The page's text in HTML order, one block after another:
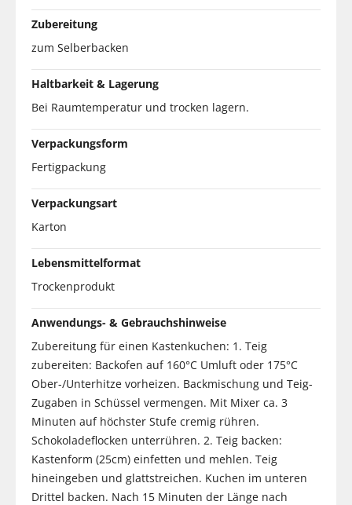
Zubereitung
zum Selberbacken
Haltbarkeit & Lagerung
Bei Raumtemperatur und trocken lagern.
Verpackungsform
Fertigpackung
Verpackungsart
Karton
Lebensmittelformat
Trockenprodukt
Anwendungs- & Gebrauchshinweise
Zubereitung für einen Kastenkuchen: 1. Teig
zubereiten: Backofen auf 160°C Umluft oder 175°C
Ober-/Unterhitze vorheizen. Backmischung und Teig-
Zugaben in Schüssel vermengen. Mit Mixer ca. 3
Minuten auf höchster Stufe cremig rühren.
Schokoladeflocken unterrühren. 2. Teig backen:
Kastenform (25cm) einfetten und mehlen. Teig
hineingeben und glattstreichen. Kuchen im unteren
Drittel backen. Nach 15 Minuten der Länge nach